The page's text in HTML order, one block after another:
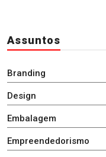
Assuntos
Branding
Design
Embalagem
Empreendedorismo